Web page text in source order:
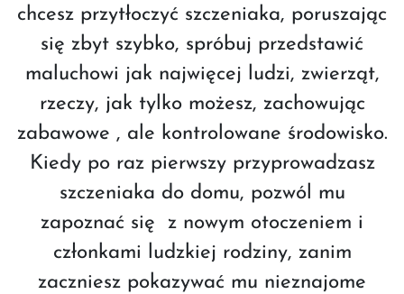
chcesz przytłoczyć szczeniaka, poruszając
się zbyt szybko, spróbuj przedstawić
maluchowi jak najwięcej ludzi, zwierząt,
rzeczy, jak tylko możesz, zachowując
zabawowe , ale kontrolowane środowisko.
Kiedy po raz pierwszy przyprowadzasz
szczeniaka do domu, pozwól mu
zapoznać się z nowym otoczeniem i
członkami ludzkiej rodziny, zanim
zaczniesz pokazywać mu nieznajome